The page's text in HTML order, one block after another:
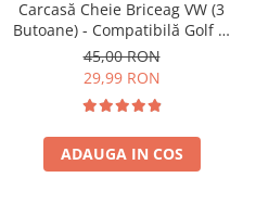
Schimbatoare Viteze
Accesorii Auto
Accesorii Auto Exterior
Husa Auto / Prelata Auto
Paravanturi Auto / Deflectoare Aer
Capace Roti
Carcasă Cheie Briceag VW (3
Butoane) - Compatibilă Golf 5,
Jetta, Touran etc
45,00 RON
29,99 RON
ADAUGA IN COS